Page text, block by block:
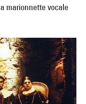
marionnette vocale